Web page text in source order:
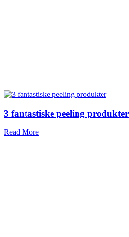
3 fantastiske peeling produkter
Read More